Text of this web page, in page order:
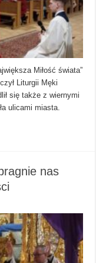
Miłość świata”
Liturgii Męki
się także z wiernymi
ulicami miasta.
nas